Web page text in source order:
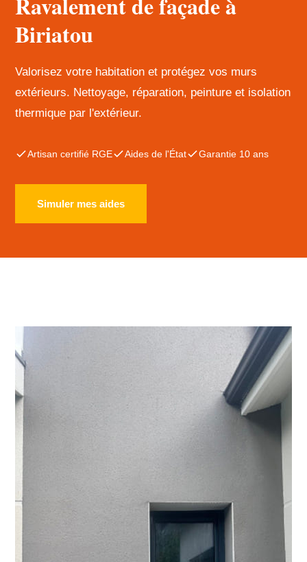
Biriatou
Valorisez votre habitation et protégez vos murs
extérieurs. Nettoyage, réparation, peinture et isolation
thermique par l'extérieur.
Artisan certifié RGE Aides de l'État Garantie 10 ans
Simuler mes aides